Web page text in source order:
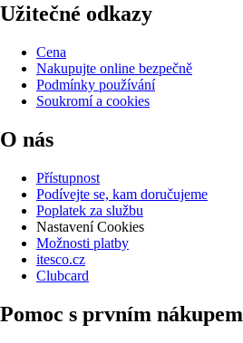
Užitečné odkazy
Cena
Nakupujte online bezpečně
Podmínky používání
Soukromí a cookies
O nás
Přístupnost
Podívejte se, kam doručujeme
Poplatek za službu
Nastavení Cookies
Možnosti platby
itesco.cz
Clubcard
Pomoc s prvním nákupem